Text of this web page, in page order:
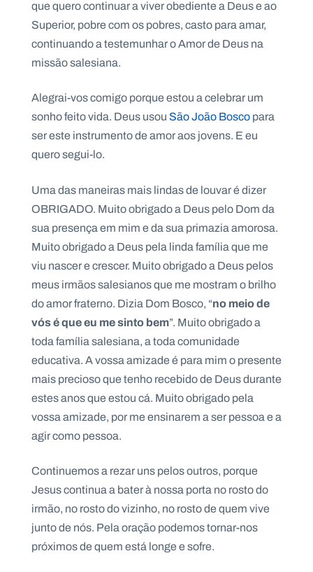
que quero continuar a viver obediente a Deus e ao
Superior, pobre com os pobres, casto para amar,
continuando a testemunhar o Amor de Deus na
missão salesiana.
Alegrai-vos comigo porque estou a celebrar um
sonho feito vida. Deus usouSão João Boscopara
ser este instrumento de amor aos jovens. E eu
quero segui-lo.
Uma das maneiras mais lindas de louvar é dizer
OBRIGADO. Muito obrigado a Deus pelo Dom da
sua presença em mim e da sua primazia amorosa.
Muito obrigado a Deus pela linda família que me
viu nascer e crescer. Muito obrigado a Deus pelos
meus irmãos salesianos que me mostram o brilho
do amor fraterno. Dizia Dom Bosco, “no meio de
vós é que eu me sinto bem”. Muito obrigado a
toda família salesiana, a toda comunidade
educativa. A vossa amizade é para mim o presente
mais precioso que tenho recebido de Deus durante
estes anos que estou cá. Muito obrigado pela
vossa amizade, por me ensinarem a ser pessoa e a
agir como pessoa.
Continuemos a rezar uns pelos outros, porque
Jesus continua a bater à nossa porta no rosto do
irmão, no rosto do vizinho, no rosto de quem vive
junto de nós. Pela oração podemos tornar-nos
próximos de quem está longe e sofre.